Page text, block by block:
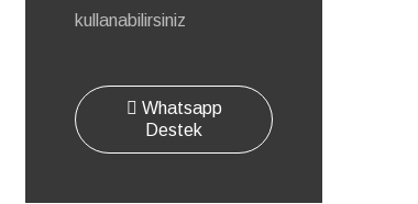
kullanabilirsiniz
Whatsapp
Destek